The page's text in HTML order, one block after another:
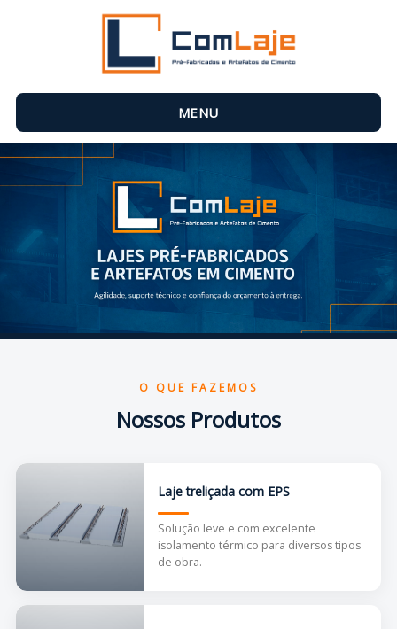
MENU
O QUE FAZEMOS
Nossos Produtos
Laje treliçada com EPS
Solução leve e com excelente
isolamento térmico para diversos tipos
de obra.